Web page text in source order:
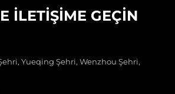
İLETIŞIME GEÇIN
Yueqing Şehri, Wenzhou Şehri,